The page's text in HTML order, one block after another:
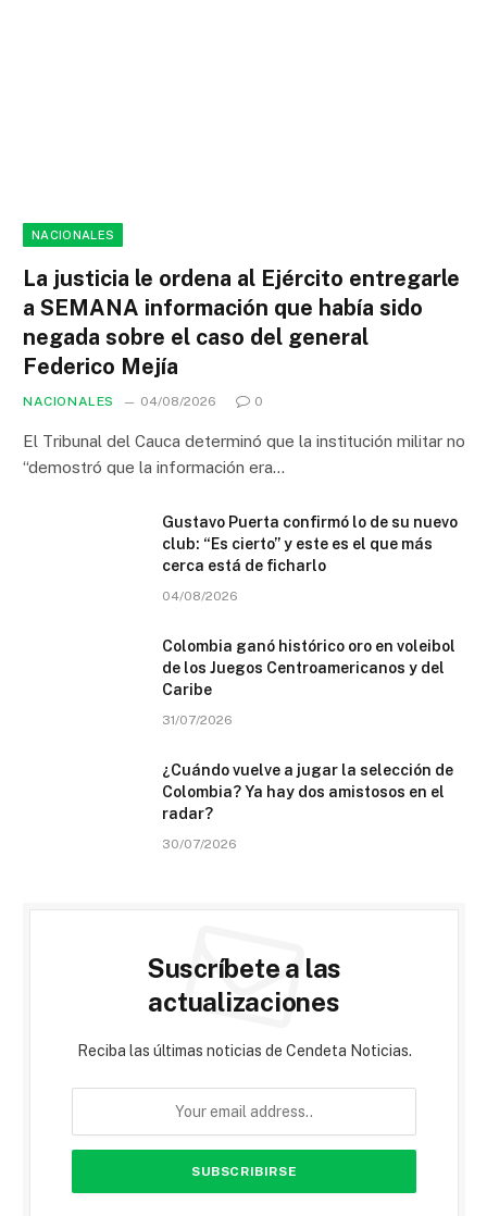
NACIONALES
La justicia le ordena al Ejército entregarle
a SEMANA información que había sido
negada sobre el caso del general
Federico Mejía
NACIONALES 04/08/2026 0
El Tribunal del Cauca determinó que la institución militar no
“demostró que la información era…
Gustavo Puerta confirmó lo de su nuevo
club: “Es cierto” y este es el que más
cerca está de ficharlo
04/08/2026
Colombia ganó histórico oro en voleibol
de los Juegos Centroamericanos y del
Caribe
31/07/2026
¿Cuándo vuelve a jugar la selección de
Colombia? Ya hay dos amistosos en el
radar?
30/07/2026
Suscríbete a las
actualizaciones
Reciba las últimas noticias de Cendeta Noticias.